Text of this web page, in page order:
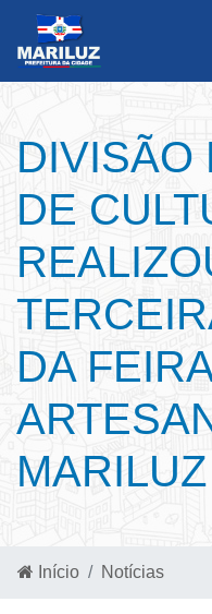
DIVISÃO
DE
DA
MARILUZ
Início Notícias